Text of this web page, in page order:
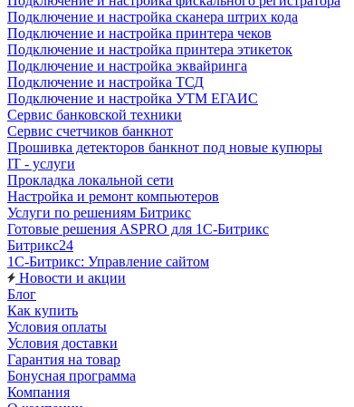
Подключение и настройка сканера штрих кода
Подключение и настройка принтера чеков
Подключение и настройка принтера этикеток
Подключение и настройка эквайринга
Подключение и настройка ТСД
Подключение и настройка УТМ ЕГАИС
Сервис банковской техники
Сервис счетчиков банкнот
Прошивка детекторов банкнот под новые купюры
IT - услуги
Прокладка локальной сети
Настройка и ремонт компьютеров
Услуги по решениям Битрикс
Готовые решения ASPRO для 1С-Битрикс
Битрикс24
1С-Битрикс: Управление сайтом
Новости и акции
Блог
Как купить
Условия оплаты
Условия доставки
Гарантия на товар
Бонусная программа
Компания